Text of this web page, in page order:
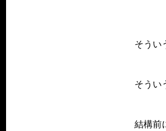
そうい
そうい
結構前